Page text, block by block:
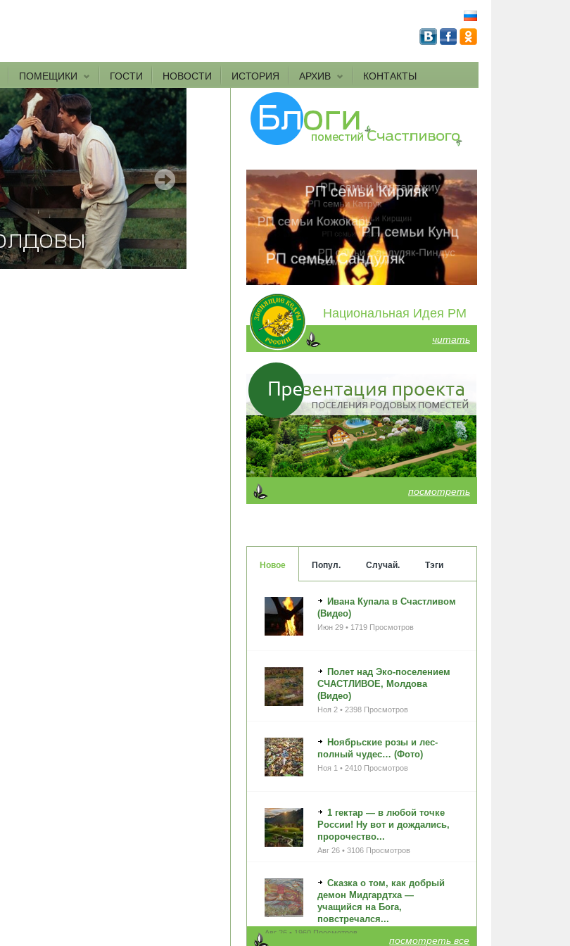
ПОМЕЩИКИ ГОСТИ НОВОСТИ ИСТОРИЯ АРХИВ КОНТАКТЫ
Национальная Идея РМ
читать
посмотреть
Новое Попул. Случай. Тэги
Ивана Купала в Счастливом
(Видео)
Июн 29 • 1719 Просмотров
Полет над Эко-поселением
СЧАСТЛИВОЕ, Молдова
(Видео)
Ноя 2 • 2398 Просмотров
Ноябрьские розы и лес-
полный чудес… (Фото)
Ноя 1 • 2410 Просмотров
1 гектар — в любой точке
России! Ну вот и дождались,
пророчество...
Авг 26 • 3106 Просмотров
Сказка о том, как добрый
демон Мидгардтха —
учащийся на Бога,
повстречался...
Авг 26 • 1960 Просмотров
посмотреть все